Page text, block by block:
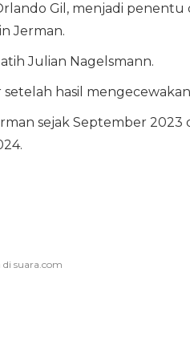
Gil, menjadi penentu
Jerman.
Julian Nagelsmann.
hasil
sejak September 2023